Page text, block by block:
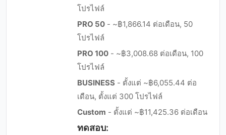
โปรไฟล์
PRO 50 - ~฿1,866.14 ต่อเดือน, 50
โปรไฟล์
PRO 100 - ~฿3,008.68 ต่อเดือน, 100
โปรไฟล์
BUSINESS - ตั้งแต่ ~฿6,055.44 ต่อ
เดือน, ตั้งแต่ 300 โปรไฟล์
Custom - ตั้งแต่ ~฿11,425.36 ต่อเดือน
ทดสอบ: